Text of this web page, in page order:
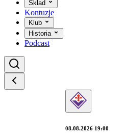
Skład
Kontuzje
Klub
Historia
Podcast
08.08.2026 19:00